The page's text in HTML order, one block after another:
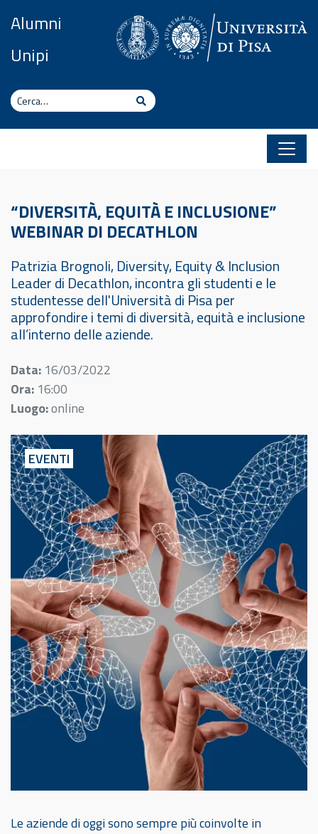
Alumni
Unipi
Cerca Cerca
“DIVERSITÀ, EQUITÀ E INCLUSIONE”
WEBINAR DI DECATHLON
Patrizia Brognoli, Diversity, Equity & Inclusion
Leader di Decathlon, incontra gli studenti e le
studentesse dell'Università di Pisa per
approfondire i temi di diversità, equità e inclusione
all’interno delle aziende.
Data: 16/03/2022
Ora: 16:00
Luogo:online
EVENTI
Le aziende di oggi sono sempre più coinvolte in